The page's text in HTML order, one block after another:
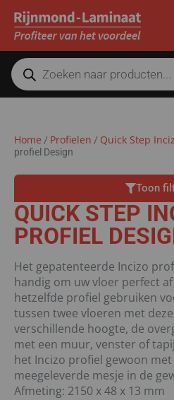
Home / Profielen / Quick Step
profiel Design
Toon
QUICK STEP
PROFIEL
Het gepatenteerde Incizo
handig om uw vloer perfect
hetzelfde profiel gebruiken
tussen twee vloeren met
verschillende hoogte, de
met een muur, venster of
het Incizo profiel gewoon
meegeleverde mesje in de
Afmeting: 2150 x 48 x 13 mm